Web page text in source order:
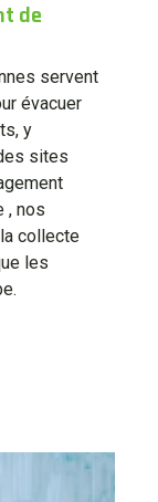
de
servent
évacuer
y
sites
, nos
collecte
les